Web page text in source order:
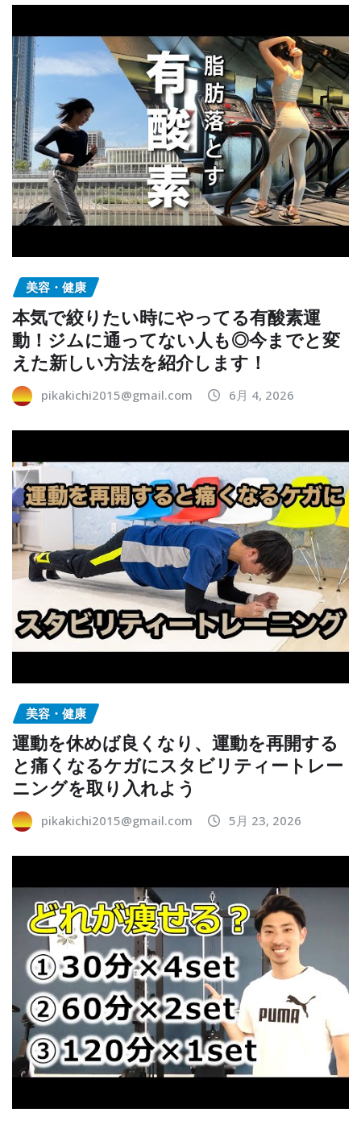
美容・健康
本気で絞りたい時にやってる有酸素運
動！ジムに通ってない人も◎今までと変
えた新しい方法を紹介します！
pikakichi2015@gmail.com 6月 4, 2026
美容・健康
運動を休めば良くなり、運動を再開する
と痛くなるケガにスタビリティートレー
ニングを取り入れよう
pikakichi2015@gmail.com 5月 23, 2026